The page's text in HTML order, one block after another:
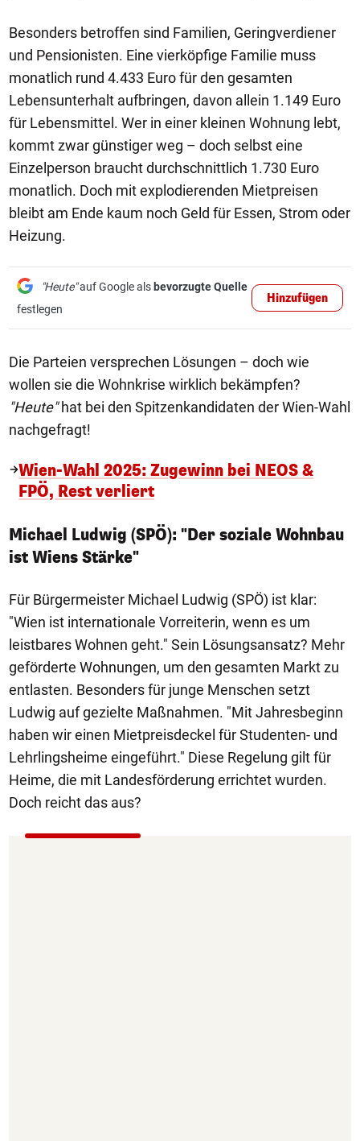
Besonders betroffen sind Familien, Geringverdiener
und Pensionisten. Eine vierköpfige Familie muss
monatlich rund 4.433 Euro für den gesamten
Lebensunterhalt aufbringen, davon allein 1.149 Euro
für Lebensmittel. Wer in einer kleinen Wohnung lebt,
kommt zwar günstiger weg – doch selbst eine
Einzelperson braucht durchschnittlich 1.730 Euro
monatlich. Doch mit explodierenden Mietpreisen
bleibt am Ende kaum noch Geld für Essen, Strom oder
Heizung.
"Heute"auf Google als bevorzugte Quelle
festlegen
Hinzufügen
Die Parteien versprechen Lösungen – doch wie
wollen sie die Wohnkrise wirklich bekämpfen?
"Heute"hat bei den Spitzenkandidaten der Wien-Wahl
nachgefragt!
Wien-Wahl 2025: Zugewinn bei NEOS &
FPÖ, Rest verliert
Michael Ludwig (SPÖ): "Der soziale Wohnbau
ist Wiens Stärke"
Für Bürgermeister Michael Ludwig (SPÖ) ist klar:
"Wien ist internationale Vorreiterin, wenn es um
leistbares Wohnen geht." Sein Lösungsansatz? Mehr
geförderte Wohnungen, um den gesamten Markt zu
entlasten. Besonders für junge Menschen setzt
Ludwig auf gezielte Maßnahmen. "Mit Jahresbeginn
haben wir einen Mietpreisdeckel für Studenten- und
Lehrlingsheime eingeführt." Diese Regelung gilt für
Heime, die mit Landesförderung errichtet wurden.
Doch reicht das aus?